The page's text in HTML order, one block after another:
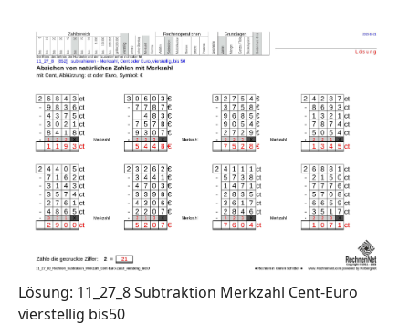
Lösung: 11_27_8 Subtraktion Merkzahl Cent-Euro
vierstellig bis50